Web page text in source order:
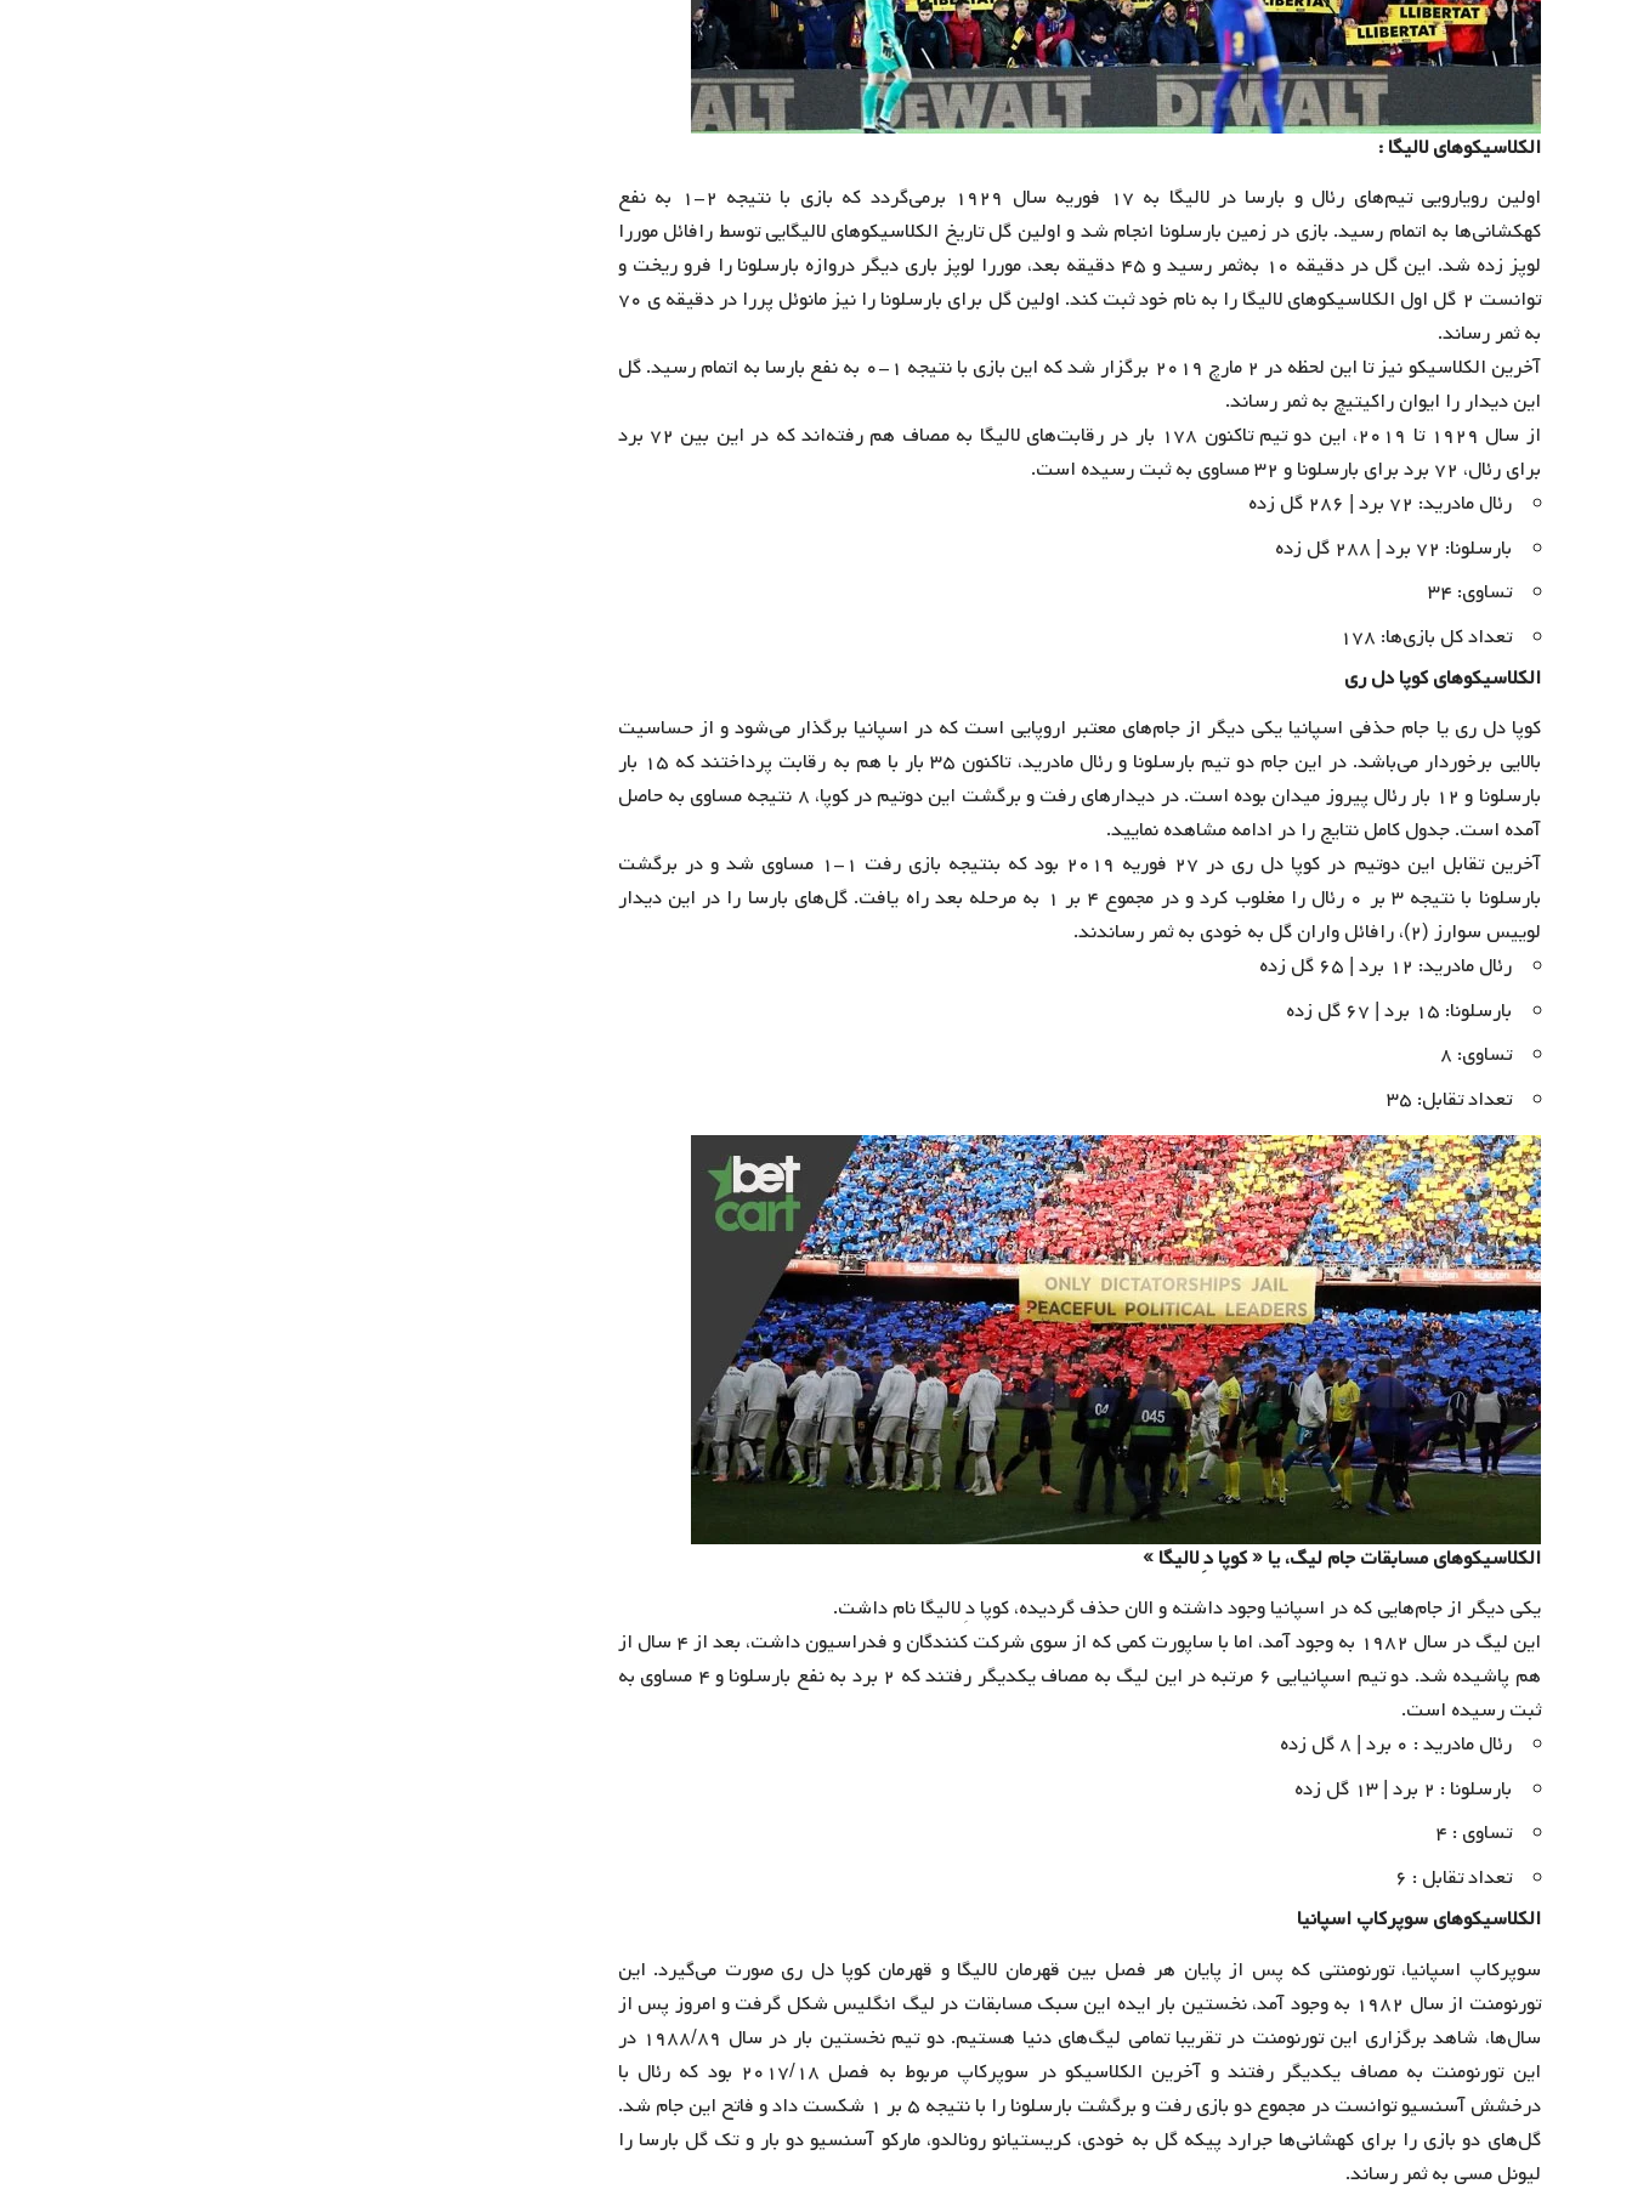
الکلاسیکوهای لالیگا :
اولین رویارویی تیم‌های رئال و بارسا در لالیگا به ۱۷ فوریه سال ۱۹۲۹ برمی‌گردد که بازی با نتیجه ۲-۱ به نفع
کهکشانی‌ها به اتمام رسید. بازی در زمین بارسلونا انجام شد و اولین گل تاریخ الکلاسیکوهای لالیگایی توسط رافائل موررا
لوپز زده شد. این گل در دقیقه ۱۰ به‌ثمر رسید و ۴۵ دقیقه بعد، موررا لوپز باری دیگر دروازه بارسلونا را فرو ریخت و
توانست ۲ گل اول الکلاسیکوهای لالیگا را به نام خود ثبت کند. اولین گل برای بارسلونا را نیز مانوئل پررا در دقیقه ی ۷۰
به ثمر رساند.
آخرین الکلاسیکو نیز تا این لحظه در ۲ مارچ ۲۰۱۹ برگزار شد که این بازی با نتیجه ۱-۰ به نفع بارسا به اتمام رسید. گل
این دیدار را ایوان راکیتیچ به ثمر رساند.
از سال ۱۹۲۹ تا ۲۰۱۹، این دو تیم تاکنون ۱۷۸ بار در رقابت‌های لالیگا به مصاف هم رفته‌اند که در این بین ۷۲ برد
برای رئال، ۷۲ برد برای بارسلونا و ۳۲ مساوی به ثبت رسیده است.
رئال مادرید: ۷۲ برد | ۲۸۶ گل زده
بارسلونا: ۷۲ برد | ۲۸۸ گل زده
تساوی: ۳۴
تعداد کل بازی‌ها: ۱۷۸
الکلاسیکوهای کوپا دل ری
کوپا دل ری یا جام حذفی اسپانیا یکی دیگر از جام‌های معتبر اروپایی است که در اسپانیا برگذار می‌شود و از حساسیت
بالایی برخوردار می‌باشد. در این جام دو تیم بارسلونا و رئال مادرید، تاکنون ۳۵ بار با هم به رقابت پرداختند که ۱۵ بار
بارسلونا و ۱۲ بار رئال پیروز میدان بوده است. در دیدارهای رفت و برگشت این دوتیم در کوپا، ۸ نتیجه مساوی به حاصل
آمده است. جدول کامل نتایج را در ادامه مشاهده نمایید.
آخرین تقابل این دوتیم در کوپا دل ری در ۲۷ فوریه ۲۰۱۹ بود که بنتیجه بازی رفت ۱-۱ مساوی شد و در برگشت
بارسلونا با نتیجه ۳ بر ۰ رئال را مغلوب کرد و در مجموع ۴ بر ۱ به مرحله بعد راه یافت. گل‌های بارسا را در این دیدار
لوییس سوارز (۲)، رافائل واران گل به خودی به ثمر رساندند.
رئال مادرید: ۱۲ برد | ۶۵ گل زده
بارسلونا: ۱۵ برد | ۶۷ گل زده
تساوی: ۸
تعداد تقابل: ۳۵
الکلاسیکوهای مسابقات جام لیگ، یا « کوپا دِ لالیگا »
یکی دیگر از جام‌هایی که در اسپانیا وجود داشته و الان حذف گردیده، کوپا دِ لالیگا نام داشت.
این لیگ در سال ۱۹۸۲ به وجود آمد، اما با ساپورت کمی که از سوی شرکت کنندگان و فدراسیون داشت، بعد از ۴ سال از
هم پاشیده شد. دو تیم اسپانیایی ۶ مرتبه در این لیگ به مصاف یکدیگر رفتند که ۲ برد به نفع بارسلونا و ۴ مساوی به
ثبت رسیده است.
رئال مادرید : ۰ برد | ۸ گل زده
بارسلونا : ۲ برد | ۱۳ گل زده
تساوی : ۴
تعداد تقابل : ۶
الکلاسیکوهای سوپرکاپ اسپانیا
سوپرکاپ اسپانیا، تورنومنتی که پس از پایان هر فصل بین قهرمان لالیگا و قهرمان کوپا دل ری صورت می‌گیرد. این
تورنومنت از سال ۱۹۸۲ به وجود آمد، نخستین بار ایده این سبک مسابقات در لیگ انگلیس شکل گرفت و امروز پس از
سال‌ها، شاهد برگزاری این تورنومنت در تقریبا تمامی لیگ‌های دنیا هستیم. دو تیم نخستین بار در سال ۱۹۸۸/۸۹ در
این تورنومنت به مصاف یکدیگر رفتند و آخرین الکلاسیکو در سوپرکاپ مربوط به فصل ۲۰۱۷/۱۸ بود که رئال با
درخشش آسنسیو توانست در مجموع دو بازی رفت و برگشت بارسلونا را با نتیجه ۵ بر ۱ شکست داد و فاتح این جام شد.
گل‌های دو بازی را برای کهشانی‌ها جرارد پیکه گل به خودی، کریستیانو رونالدو، مارکو آسنسیو دو بار و تک گل بارسا را
لیونل مسی به ثمر رساند.